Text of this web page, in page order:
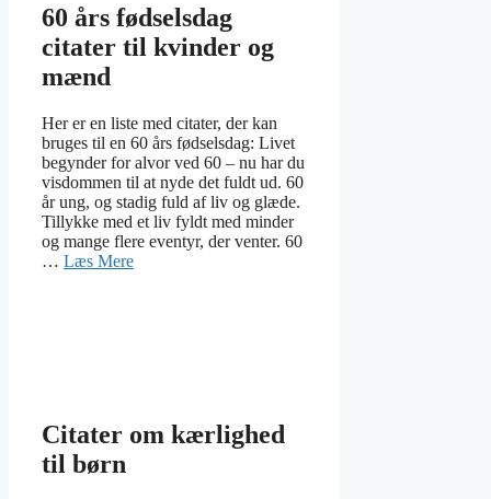
60 års fødselsdag
citater til kvinder og
mænd
Her er en liste med citater, der kan
bruges til en 60 års fødselsdag: Livet
begynder for alvor ved 60 – nu har du
visdommen til at nyde det fuldt ud. 60
år ung, og stadig fuld af liv og glæde.
Tillykke med et liv fyldt med minder
og mange flere eventyr, der venter. 60
… Læs Mere
Citater om kærlighed
til børn